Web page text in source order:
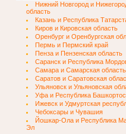
Нижний Новгород и
область
Казань и Республика
Киров и Кировская область
Оренбург и Оренбургская
Пермь и Пермский край
Пенза и Пензенская область
Саранск и Республика
Самара и Самарская область
Саратов и Саратовская
Ульяновск и Ульяновская
Уфа и Республика
Ижевск и Удмуртская
Чебоксары и Чувашия
Йошкар-Ола и Республика
Эл